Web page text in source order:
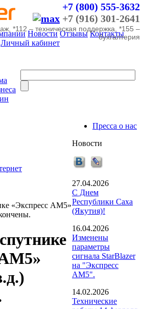
+7 (800) 555-3632
+7 (916) 301-2641
*112 – техническая поддержка, *155 –
бухгалтерия
Новости Отзывы Контакты
Личный кабинет
«Экспресс АМ5»
АМ5»
Пресса о нас
Новости
27.04.2026
С Днем
Республики Саха
(Якутия)!
16.04.2026
Изменены
параметры
сигнала StarBlazer
на "Экспресс
АМ5".
14.02.2026
Технические